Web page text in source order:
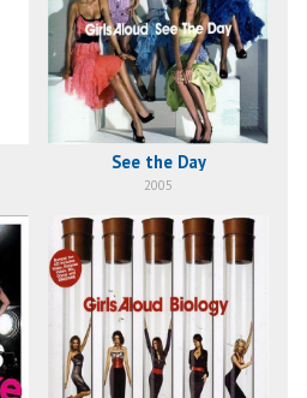
See the Day
2005